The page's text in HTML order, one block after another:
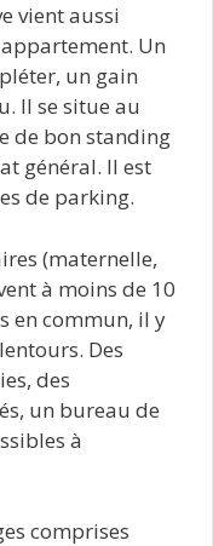
vient aussi
Un
un gain
Il se situe au
de bon standing
général. Il est
de parking.
(maternelle,
à moins de 10
en commun, il y
Des
des
un bureau de
à
comprises